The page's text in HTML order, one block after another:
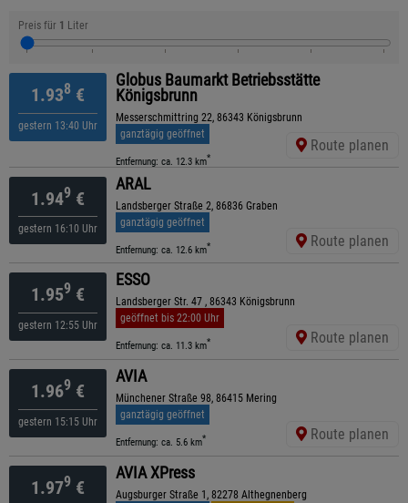
Preis für 1 Liter
1.938 €
gestern 13:40 Uhr
Globus Baumarkt Betriebsstätte
Königsbrunn
Messerschmittring 22, 86343 Königsbrunn
ganztägig geöffnet
Entfernung: ca. 12.3 km*
Route planen
1.949 €
gestern 16:10 Uhr
ARAL
Landsberger Straße 2, 86836 Graben
ganztägig geöffnet
Entfernung: ca. 12.6 km* Route planen
1.959 €
gestern 12:55 Uhr
ESSO
Landsberger Str. 47 , 86343 Königsbrunn
geöffnet bis 22:00 Uhr
Entfernung: ca. 11.3 km* Route planen
1.969 €
gestern 15:15 Uhr
AVIA
Münchener Straße 98, 86415 Mering
ganztägig geöffnet
Entfernung: ca. 5.6 km* Route planen
1.979 €
AVIA XPress
Augsburger Straße 1, 82278 Althegnenberg